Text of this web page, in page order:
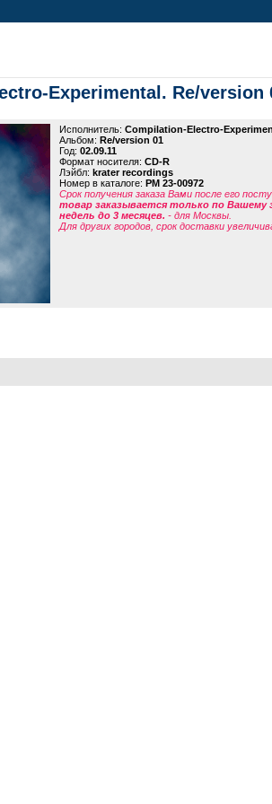
Experimental. Re/version
Исполнитель: Compilation-Electro-
Альбом: Re/version 01
Год: 02.09.11
Формат носителя: CD-R
Лэйбл: krater recordings
Номер в каталоге: PM 23-00972
Срок получения заказа Вами после его
товар заказывается только по Вашему
недель до 3 месяцев. - для Москвы.
Для других городов, срок доставки